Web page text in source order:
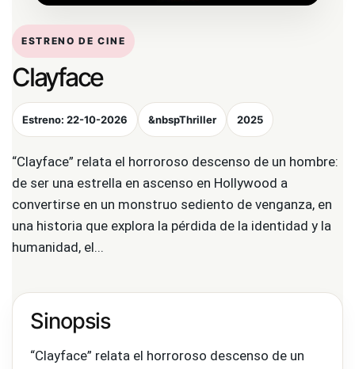
ESTRENO DE CINE
Clayface
Estreno: 22-10-2026 &nbspThriller 2025
“Clayface” relata el horroroso descenso de un hombre:
de ser una estrella en ascenso en Hollywood a
convertirse en un monstruo sediento de venganza, en
una historia que explora la pérdida de la identidad y la
humanidad, el...
Sinopsis
“Clayface” relata el horroroso descenso de un